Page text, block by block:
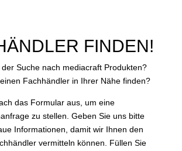
FINDEN!
Suche nach mediacraft Produkten?
Fachhändler in Ihrer Nähe finden?
das Formular aus, um eine
zu stellen. Geben Sie uns bitte
Informationen, damit wir Ihnen den
vermitteln können. Füllen Sie